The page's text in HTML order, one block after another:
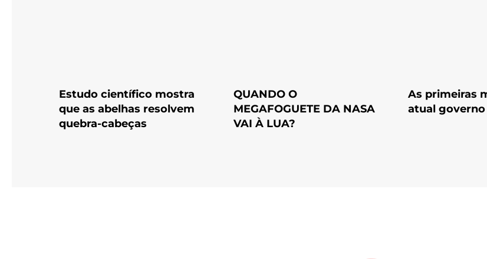
Estudo científico mostra
que as abelhas resolvem
quebra-cabeças
QUANDO O
MEGAFOGUETE DA NASA
VAI À LUA?
As primeiras
atual governo